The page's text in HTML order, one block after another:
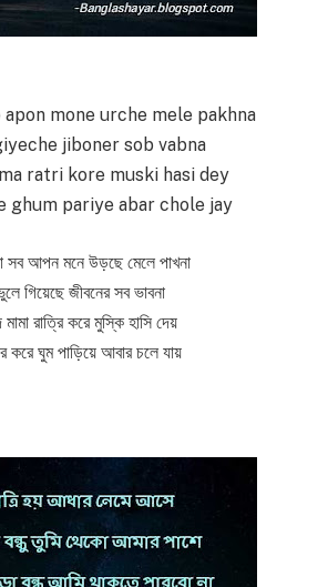
apon mone urche mele pakhna
jiboner sob vabna
ratri kore muski hasi dey
ghum pariye abar chole jay
সব আপন মনে উড়ছে মেলে পাখনা
গিয়েছে জীবনের সব ভাবনা
মামা রাত্রি করে মুস্কি হাসি দেয়
করে ঘুম পাড়িয়ে আবার চলে যায়